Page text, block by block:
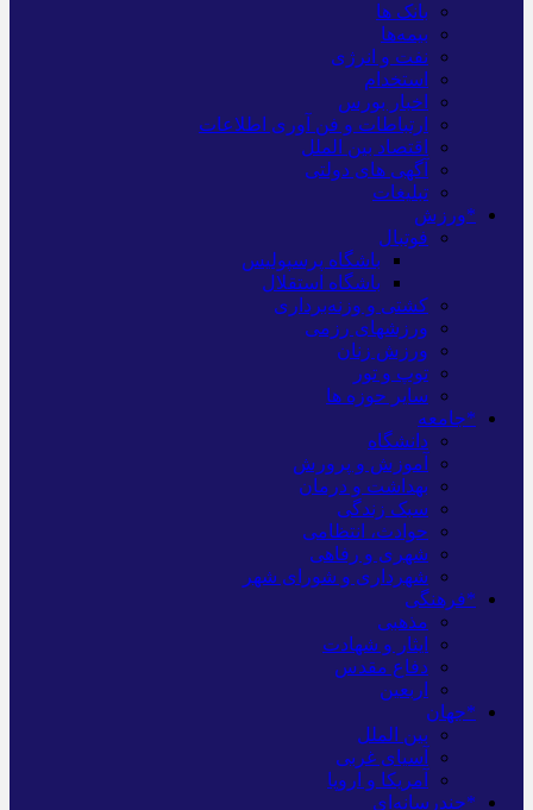
بانک ها
بیمه‌ها
نفت و انرژی
استخدام
اخبار بورس
ارتباطات و فن آوری اطلاعات
اقتصاد بین الملل
آگهی های دولتی
تبلیغات
*ورزش
فوتبال
باشگاه پرسپولیس
باشگاه استقلال
کشتی و وزنه‌برداری
ورزشهای رزمی
ورزش زنان
توپ و تور
سایر حوزه ها
*جامعه
دانشگاه
آموزش و پرورش
بهداشت و درمان
سبک زندگی
حوادث، انتظامی
شهری و رفاهی
شهرداری و شورای شهر
*فرهنگی
مذهبی
ایثار و شهادت
دفاع مقدس
اربعین
*جهان
بین الملل
آسیای غربی
آمریکا و اروپا
*چندرسانه‌ای